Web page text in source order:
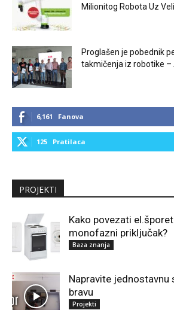
Milionitog Robota Uz
Proglašen je pobednik
takmičenja iz robotike –
6,161 Fanova
125 Pratilaca
PROJEKTI
Kako povezati
monofazni priključak?
Baza znanja
Napravite jednostavnu
bravu
Projekti